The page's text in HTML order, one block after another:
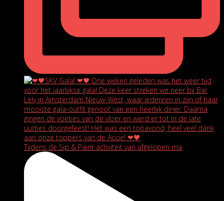
Tijdens de Sip & Paint activiteit van afgelopen ma